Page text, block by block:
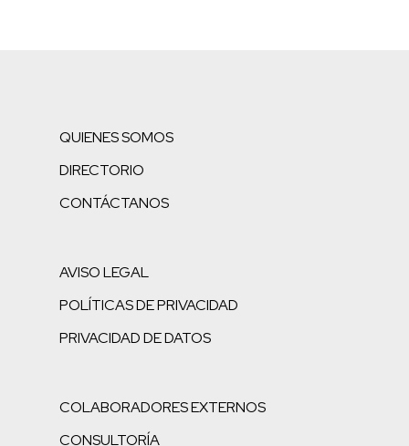
QUIENES SOMOS
DIRECTORIO
CONTÁCTANOS
AVISO LEGAL
POLÍTICAS DE PRIVACIDAD
PRIVACIDAD DE DATOS
COLABORADORES EXTERNOS
CONSULTORÍA